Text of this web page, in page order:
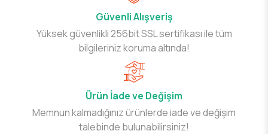
Güvenli Alışveriş
Yüksek güvenlikli 256bit SSL sertifikası ile tüm
bilgileriniz koruma altında!
Ürün İade ve Değişim
Memnun kalmadığınız ürünlerde iade ve değişim
talebinde bulunabilirsiniz!